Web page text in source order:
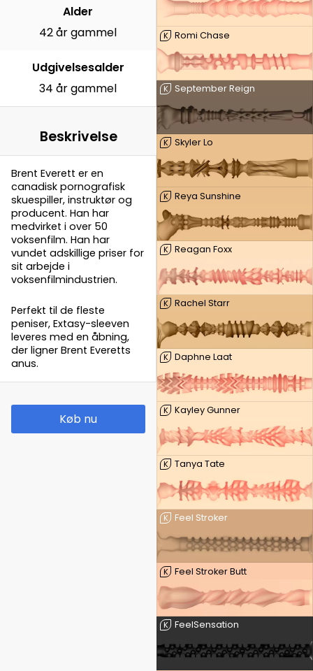
K Romi Chase
K September Reign
K Skyler Lo
K Reya Sunshine
K Reagan Foxx
K Rachel Starr
K Daphne Laat
K Kayley Gunner
K Tanya Tate
K Feel Stroker
K Feel Stroker Butt
K FeelSensation
Alder
42 år gammel
Udgivelsesalder
34 år gammel
Beskrivelse
Brent Everett er en
canadisk pornografisk
skuespiller, instruktør og
producent. Han har
medvirket i over 50
voksenfilm. Han har
vundet adskillige priser for
sit arbejde i
voksenfilmindustrien.
Perfekt til de fleste
peniser, Extasy-sleeven
leveres med en åbning,
der ligner Brent Everetts
anus.
Køb nu